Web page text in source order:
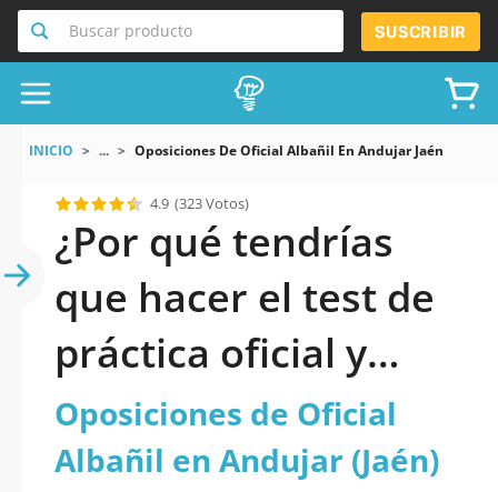
Buscar producto SUSCRIBIR
INICIO ... Oposiciones De Oficial Albañil En Andujar Jaén
4.9 (323 Votos)
¿Por qué tendrías
que hacer el test de
práctica oficial y
actualizado de
Oposiciones de
Oposiciones de Oficial
Albañil en Andujar (Jaén)